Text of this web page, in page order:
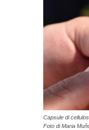
Capsule di
Foto di Maria